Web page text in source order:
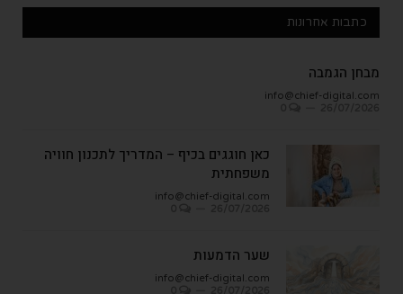
כתבות אחרונות
מבחן הגמבה
info@chief-digital.com
כאן חוגגים בכיף – המדריך לתכנון חוויה
משפחתית
info@chief-digital.com
שער הדמעות
info@chief-digital.com